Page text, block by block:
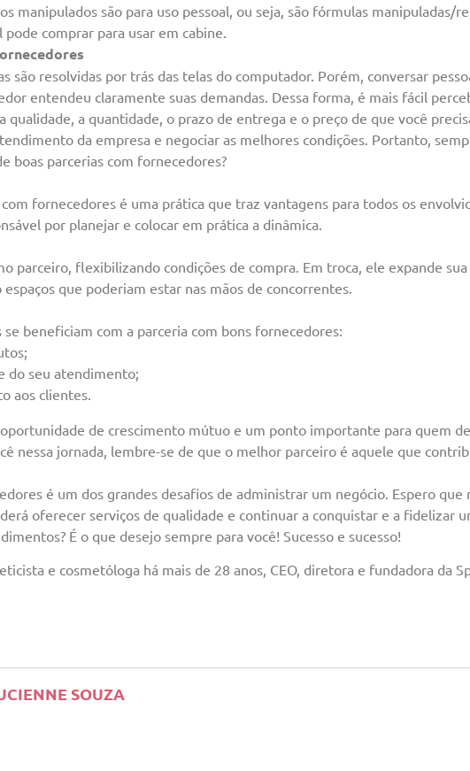
manipulados são para uso pessoal, ou seja, são fórmulas manipuladas/
comprar para usar em cabine.
são resolvidas por trás das telas do computador. Porém, conversar
entendeu claramente suas demandas. Dessa forma, é mais fácil
qualidade, a quantidade, o prazo de entrega e o preço de que você
da empresa e negociar as melhores condições. Portanto,
boas parcerias com fornecedores?
fornecedores é uma prática que traz vantagens para todos os
por planejar e colocar em prática a dinâmica.
parceiro, flexibilizando condições de compra. Em troca, ele expande
que poderiam estar nas mãos de concorrentes.
beneficiam com a parceria com bons fornecedores:
do seu atendimento;
aos clientes.
de crescimento mútuo e um ponto importante para quem
nessa jornada, lembre-se de que o melhor parceiro é aquele que
é um dos grandes desafios de administrar um negócio. Espero
oferecer serviços de qualidade e continuar a conquistar e a fidelizar
É o que desejo sempre para você! Sucesso e sucesso!
e cosmetóloga há mais de 28 anos, CEO, diretora e fundadora da
SOUZA